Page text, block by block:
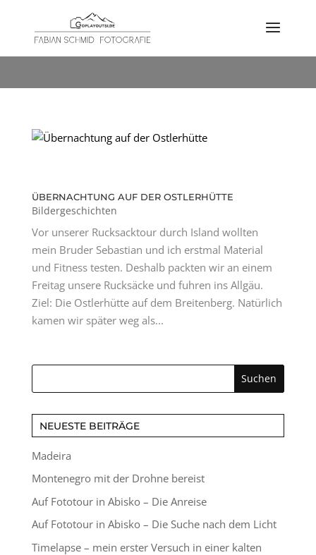
SCHLAGWORT:
ÜBERNACHTUNG AUF DER OSTLERHÜTTE
Bildergeschichten
Vor unserer Rucksacktour durch Island wollten
mein Bruder Sebastian und ich erstmal Material
und Fitness testen. Deshalb packten wir an einem
Freitag unsere Rucksäcke und fuhren ins Allgäu.
Ziel: Die Ostlerhütte auf dem Breitenberg. Natürlich
kamen wir später weg als...
NEUESTE BEITRÄGE
Madeira
Montenegro mit der Drohne bereist
Auf Fototour in Abisko – Die Anreise
Auf Fototour in Abisko – Die Suche nach dem Licht
Timelapse – mein erster Versuch in einer kalten